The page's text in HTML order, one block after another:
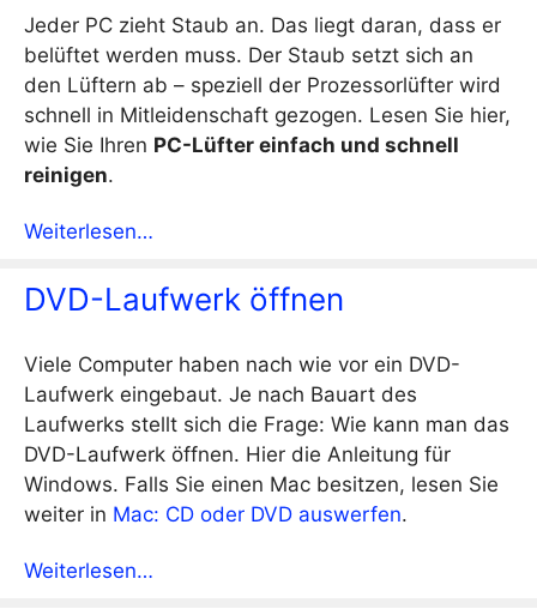
Jeder PC zieht Staub an. Das liegt daran, dass er
belüftet werden muss. Der Staub setzt sich an
den Lüftern ab – speziell der Prozessorlüfter wird
schnell in Mitleidenschaft gezogen. Lesen Sie hier,
wie Sie Ihren PC-Lüfter einfach und schnell
reinigen.
Weiterlesen…
DVD-Laufwerk öffnen
Viele Computer haben nach wie vor ein DVD-
Laufwerk eingebaut. Je nach Bauart des
Laufwerks stellt sich die Frage: Wie kann man das
DVD-Laufwerk öffnen. Hier die Anleitung für
Windows. Falls Sie einen Mac besitzen, lesen Sie
weiter in Mac: CD oder DVD auswerfen.
Weiterlesen…